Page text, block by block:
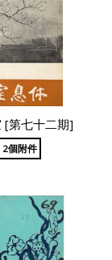
[第七十二期]
2個附件